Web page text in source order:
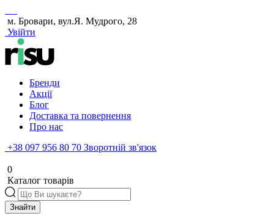
м. Бровари, вул.Я. Мудрого, 28
Увійти
Бренди
Акції
Блог
Доставка та повернення
Про нас
+38 097 956 80 70 Зворотній зв'язок
0
Каталог товарів
Знайти